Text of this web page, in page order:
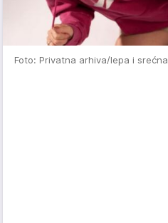
Foto: Privatna arhiva/lepa i srećna